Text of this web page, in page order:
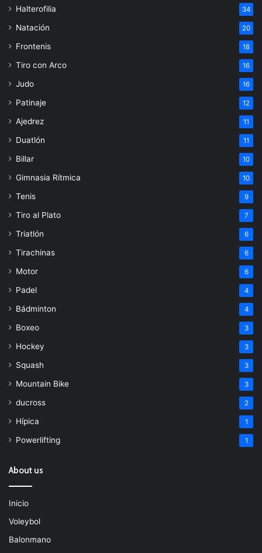
Halterofilia 34
Natación 20
Frontenis 18
Tiro con Arco 16
Judo 16
Patinaje 12
Ajedrez 11
Duatlón 11
Billar 10
Gimnasia Rítmica 10
Tenis 9
Tiro al Plato 7
Triatlón 6
Tirachinas 6
Motor 6
Padel 4
Bádminton 4
Boxeo 3
Hockey 3
Squash 3
Mountain Bike 3
ducross 2
Hípica 1
Powerlifting 1
About us
Inicio
Voleybol
Balonmano